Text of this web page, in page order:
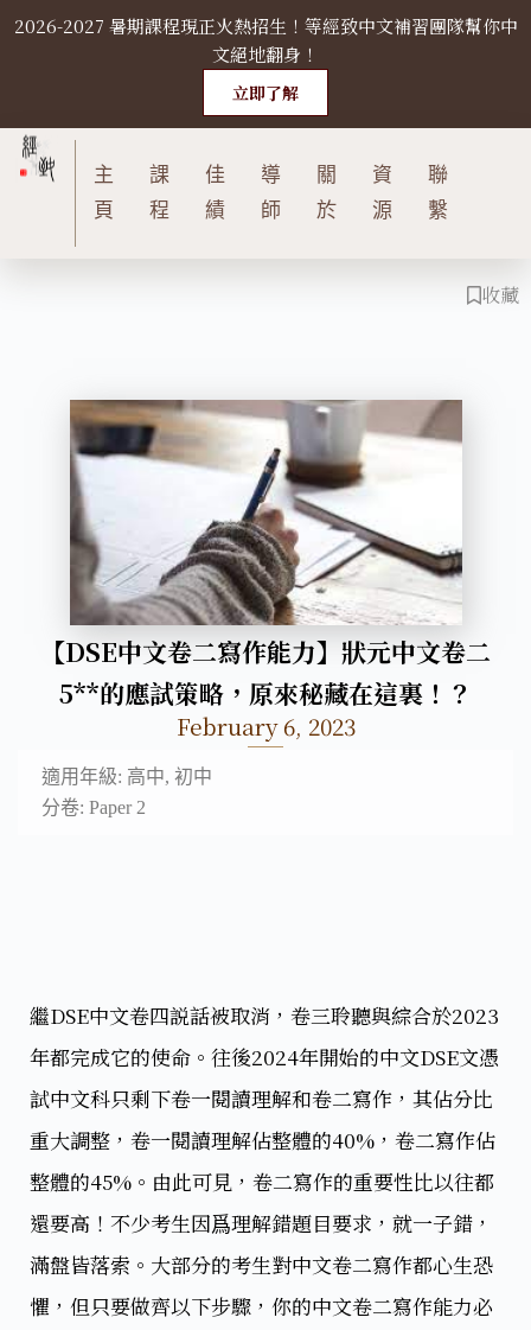
S
t
o
2026-2027 暑期課程現正火熱招生！等經致中文補習團隊幫你中
文絕地翻身！
立即了解
主
頁
課
程
佳
績
導
師
關
於
資
源
聯
繫
收藏
【DSE中文卷二寫作能力】狀元中文卷二
5**的應試策略，原來秘藏在這裏！？
February 6, 2023
適用年級: 高中, 初中
分卷: Paper 2
繼DSE中文卷四説話被取消，卷三聆聽與綜合於2023
年都完成它的使命。往後2024年開始的中文DSE文憑
試中文科只剩下卷一閱讀理解和卷二寫作，其佔分比
重大調整，卷一閱讀理解佔整體的40%，卷二寫作佔
整體的45%。由此可見，卷二寫作的重要性比以往都
還要高！不少考生因爲理解錯題目要求，就一子錯，
滿盤皆落索。大部分的考生對中文卷二寫作都心生恐
懼，但只要做齊以下步驟，你的中文卷二寫作能力必